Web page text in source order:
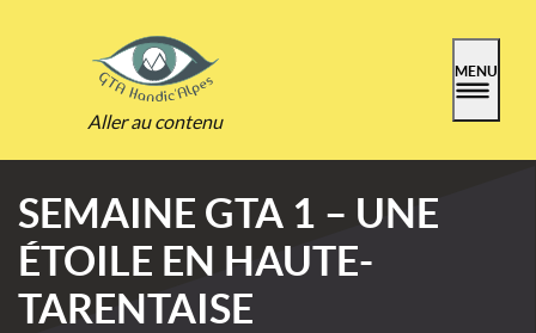
Aller au contenu
MENU
SEMAINE GTA 1 – UNE
ÉTOILE EN HAUTE-
TARENTAISE